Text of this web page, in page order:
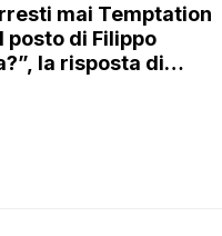
mai Temptation
posto di Filippo
la risposta di
“Andrei di